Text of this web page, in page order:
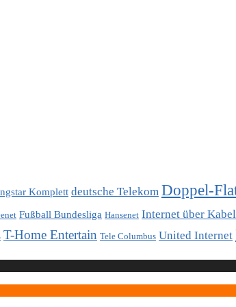
Komplett deutsche Telekom Doppel-
Fußball Bundesliga Hansenet Internet über
T-Home Entertain Tele Columbus United Internet